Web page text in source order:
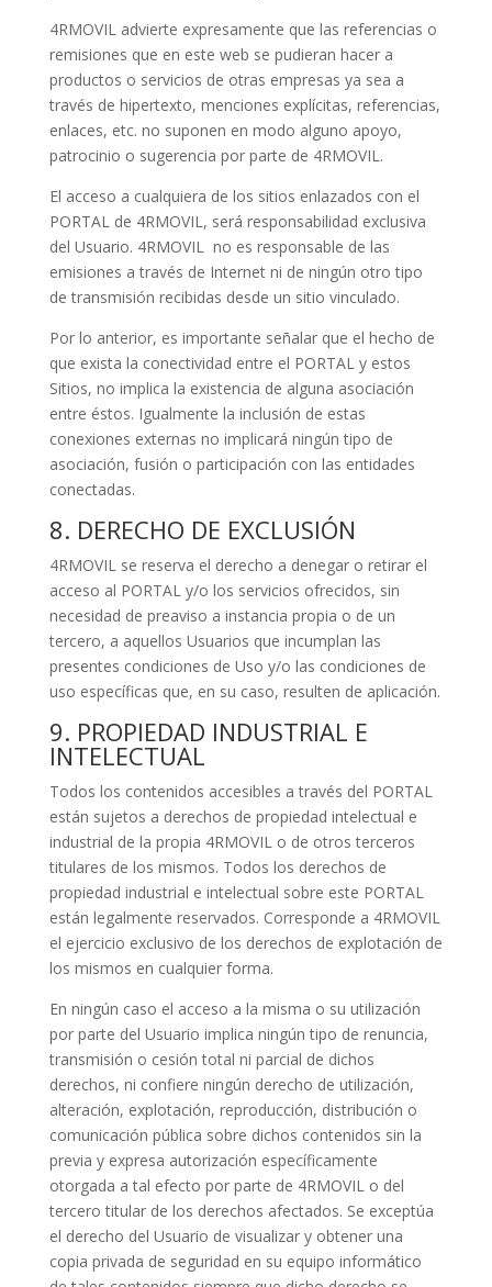
4RMOVIL advierte expresamente que las referencias o
remisiones que en este web se pudieran hacer a
productos o servicios de otras empresas ya sea a
través de hipertexto, menciones explícitas, referencias,
enlaces, etc. no suponen en modo alguno apoyo,
patrocinio o sugerencia por parte de 4RMOVIL.
El acceso a cualquiera de los sitios enlazados con el
PORTAL de 4RMOVIL, será responsabilidad exclusiva
del Usuario. 4RMOVIL no es responsable de las
emisiones a través de Internet ni de ningún otro tipo
de transmisión recibidas desde un sitio vinculado.
Por lo anterior, es importante señalar que el hecho de
que exista la conectividad entre el PORTAL y estos
Sitios, no implica la existencia de alguna asociación
entre éstos. Igualmente la inclusión de estas
conexiones externas no implicará ningún tipo de
asociación, fusión o participación con las entidades
conectadas.
8. DERECHO DE EXCLUSIÓN
4RMOVIL se reserva el derecho a denegar o retirar el
acceso al PORTAL y/o los servicios ofrecidos, sin
necesidad de preaviso a instancia propia o de un
tercero, a aquellos Usuarios que incumplan las
presentes condiciones de Uso y/o las condiciones de
uso específicas que, en su caso, resulten de aplicación.
9. PROPIEDAD INDUSTRIAL E
INTELECTUAL
Todos los contenidos accesibles a través del PORTAL
están sujetos a derechos de propiedad intelectual e
industrial de la propia 4RMOVIL o de otros terceros
titulares de los mismos. Todos los derechos de
propiedad industrial e intelectual sobre este PORTAL
están legalmente reservados. Corresponde a 4RMOVIL
el ejercicio exclusivo de los derechos de explotación de
los mismos en cualquier forma.
En ningún caso el acceso a la misma o su utilización
por parte del Usuario implica ningún tipo de renuncia,
transmisión o cesión total ni parcial de dichos
derechos, ni confiere ningún derecho de utilización,
alteración, explotación, reproducción, distribución o
comunicación pública sobre dichos contenidos sin la
previa y expresa autorización específicamente
otorgada a tal efecto por parte de 4RMOVIL o del
tercero titular de los derechos afectados. Se exceptúa
el derecho del Usuario de visualizar y obtener una
copia privada de seguridad en su equipo informático